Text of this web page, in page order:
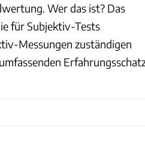
Wer das ist? Das
für Subjektiv-Tests
Messungen zuständigen